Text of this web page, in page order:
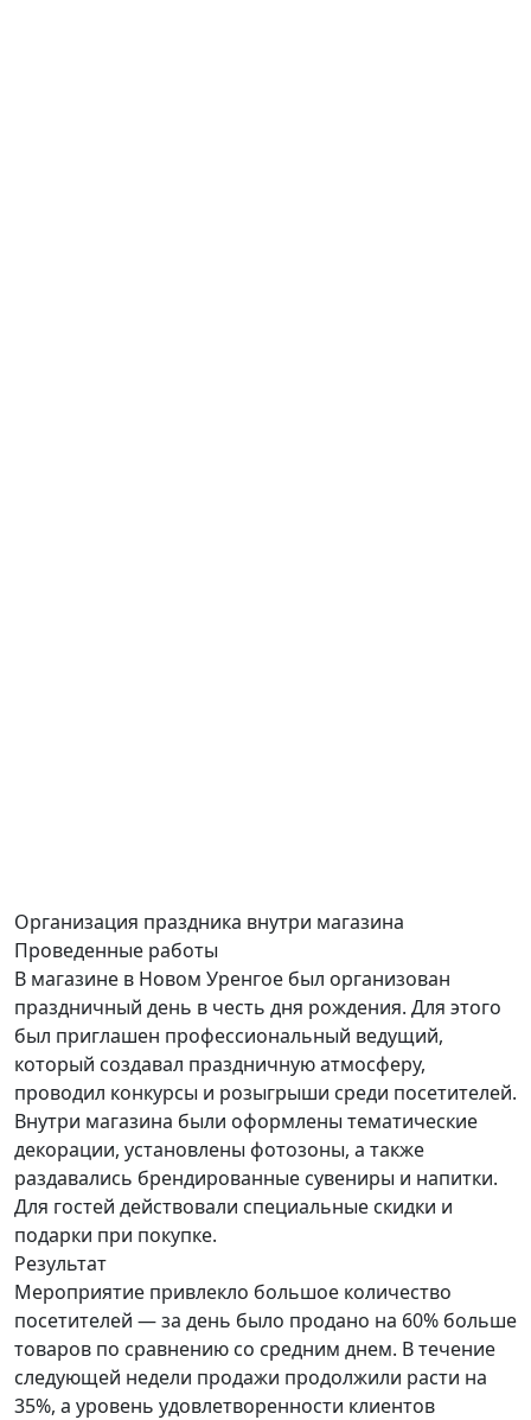
Организация праздника внутри магазина
Проведенные работы
В магазине в Новом Уренгое был организован
праздничный день в честь дня рождения. Для этого
был приглашен профессиональный ведущий,
который создавал праздничную атмосферу,
проводил конкурсы и розыгрыши среди посетителей.
Внутри магазина были оформлены тематические
декорации, установлены фотозоны, а также
раздавались брендированные сувениры и напитки.
Для гостей действовали специальные скидки и
подарки при покупке.
Результат
Мероприятие привлекло большое количество
посетителей — за день было продано на 60% больше
товаров по сравнению со средним днем. В течение
следующей недели продажи продолжили расти на
35%, а уровень удовлетворенности клиентов